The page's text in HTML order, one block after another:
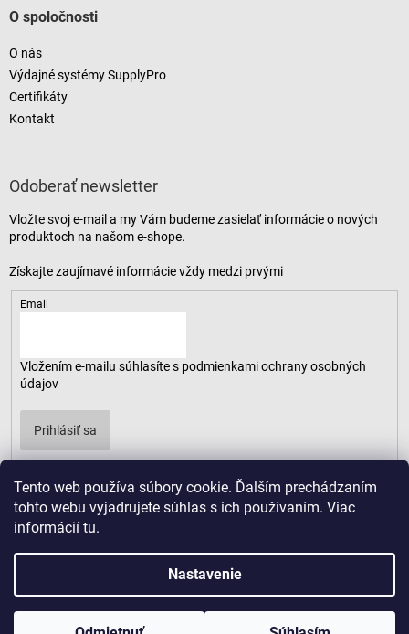
Tento web používa súbory cookie. Ďalším prechádzaním
tohto webu vyjadrujete súhlas s ich používaním. Viac
informácií tu.
Nastavenie
O spoločnosti
O nás
Výdajné systémy SupplyPro
Certifikáty
Kontakt
Odoberať newsletter
Vložte svoj e-mail a my Vám budeme zasielať informácie o nových
produktoch na našom e-shope.
Email
Vložením e-mailu súhlasíte s podmienkami ochrany osobných
údajov
Prihlásiť sa